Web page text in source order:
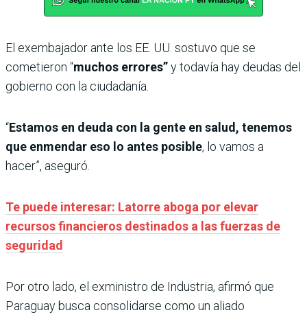
El exembajador ante los EE. UU. sostuvo que se
cometieron “muchos errores”y todavía hay deudas del
gobierno con la ciudadanía.
“Estamos en deuda con la gente en salud, tenemos
que enmendar eso lo antes posible, lo vamos a
hacer”, aseguró.
Te puede interesar: Latorre aboga por elevar
recursos financieros destinados a las fuerzas de
seguridad
Por otro lado, el exministro de Industria, afirmó que
Paraguay busca consolidarse como un aliado